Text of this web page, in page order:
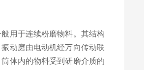
用于连续粉磨物料。其结构
动磨由电动机经万向传动联
体内的物料受到研磨介质的